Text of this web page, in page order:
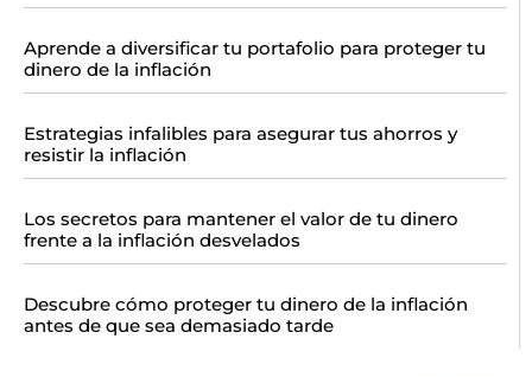
Aprende a diversificar tu portafolio para proteger tu
dinero de la inflación
Estrategias infalibles para asegurar tus ahorros y
resistir la inflación
Los secretos para mantener el valor de tu dinero
frente a la inflación desvelados
Descubre cómo proteger tu dinero de la inflación
antes de que sea demasiado tarde